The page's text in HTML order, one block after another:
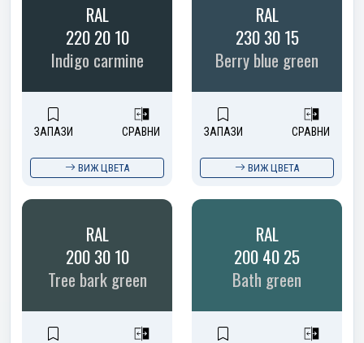
RAL
220 20 10
Indigo carmine
ЗАПАЗИ СРАВНИ
ВИЖ ЦВЕТА
RAL
230 30 15
Berry blue green
ЗАПАЗИ СРАВНИ
ВИЖ ЦВЕТА
RAL
200 30 10
Tree bark green
RAL
200 40 25
Bath green